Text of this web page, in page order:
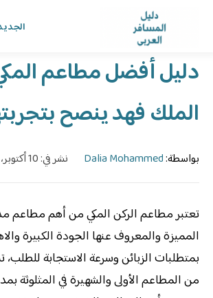
دليل المسافر ›الدليل›
دليل أفضل مطاعم
الملك فهد ينصح
بواسطة:Dalia Mohammed نشر في: 10 أكتوبر، 2023
تعتبر مطاعم الركن المكي من أهم مطاعم
المميزة والمعروف عنها الجودة الكبيرة
بمتطلبات الزبائن وسرعة الاستجابة للطلب،
من المطاعم الأولى والشهيرة في المثلوثة